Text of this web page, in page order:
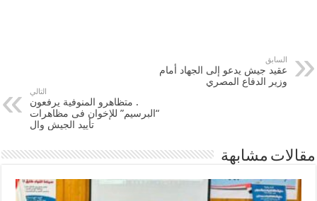
السابق
عقيد جيش يدعو إلى الجهاد أمام
وزير الدفاع المصري
التالي
. متظاهرو المنوفية يرفعون
“البرسيم” للإخوان فى مظاهرات
تأييد الجيش وال
مقالات مشابهة